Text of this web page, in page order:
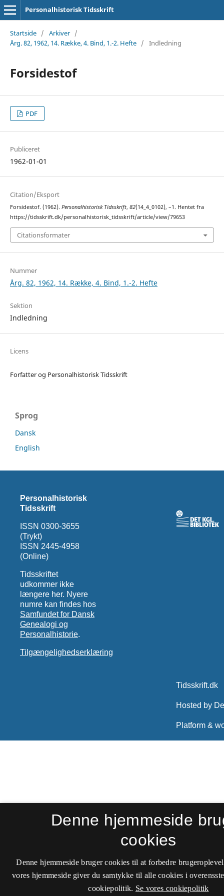
Personalhistorisk Tidsskrift
Startside / Arkiver /
Årg. 82, 1962, 14. Række, 4. Bind, 1.-2. Hefte / Indledning
Forsidestof
PDF
Publiceret
1962-01-01
Citation/Eksport
Forsidestof. (1962). Personalhistorisk Tidsskrift, 82(14_4_0102), –1. Hentet fra
https://tidsskrift.dk/personalhistorisk_tidsskrift/article/view/79653
Citationsformater
Nummer
Årg. 82, 1962, 14. Række, 4. Bind, 1.-2. Hefte
Sektion
Indledning
Licens
Forfatter og Personalhistorisk Tidsskrift
Sprog
Dansk
English
Personalhistorisk
Tidsskrift
ISSN 0300-3655
(Trykt)
ISSN 2445-4958
(Online)
Tidsskriftet
udkommer ikke
længere her. Nyere
numre kan findes hos
Samfundet for Dansk
Genealogi og
Personalhistorie.
Tilgængelighedserklæring
Denne hjemmeside
cookies
Denne hjemmeside bruger cookies til at forbedre
vores hjemmeside giver du samtykke til alle cookies i
cookiepolitik. Se vores cookiepolitik